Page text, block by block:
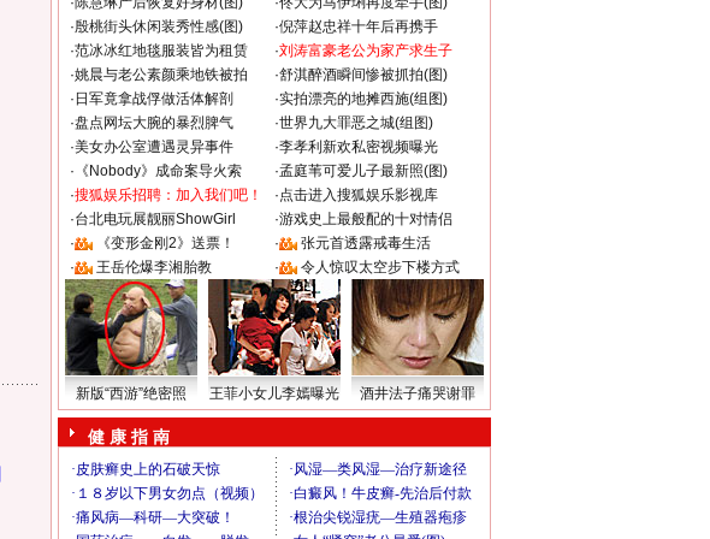
·殷桃街头休闲装秀性感(图) ·倪萍赵忠祥十年后再携手
·范冰冰红地毯服装皆为租赁 ·刘涛富豪老公为家产求生子
·姚晨与老公素颜乘地铁被拍 ·舒淇醉酒瞬间惨被抓拍(图)
· 日军竟拿战俘做活体解剖 ·实拍漂亮的地摊西施(组图)
·盘点网坛大腕的暴烈脾气 ·世界九大罪恶之城(组图)
·美女办公室遭遇灵异事件 ·李孝利新欢私密视频曝光
· 《Nobody》成命案导火索 ·孟庭苇可爱儿子最新照(图)
·搜狐娱乐招聘：加入我们吧！ ·点击进入搜狐娱乐影视库
·台北电玩展靓丽ShowGirl ·游戏史上最般配的十对情侣
·
《变形金刚2》送票！ ·
张元首透露戒毒生活
·
王岳伦爆李湘胎教 · 令人惊叹太空步下楼方式
新版“西游”绝密照 王菲小女儿李嫣曝光 酒井法子痛哭谢罪
健 康 指 南